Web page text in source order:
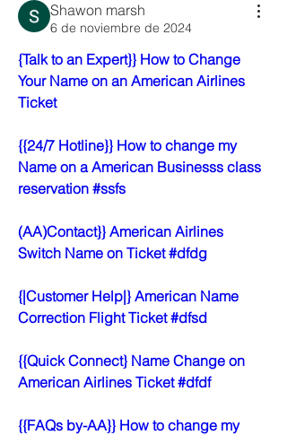
Shawon marsh
6 de noviembre de 2024
{Talk to an Expert}} How to Change
Your Name on an American Airlines
Ticket
{{24/7 Hotline}} How to change my
Name on a American Businesss class
reservation #ssfs
(AA)Contact}} American Airlines
Switch Name on Ticket #dfdg
{|Customer Help|} American Name
Correction Flight Ticket #dfsd
{{Quick Connect} Name Change on
American Airlines Ticket #dfdf
{{FAQs by-AA}} How to change my